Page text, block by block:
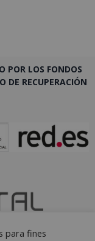
POR LOS FONDOS
DE RECUPERACIÓN
para fines